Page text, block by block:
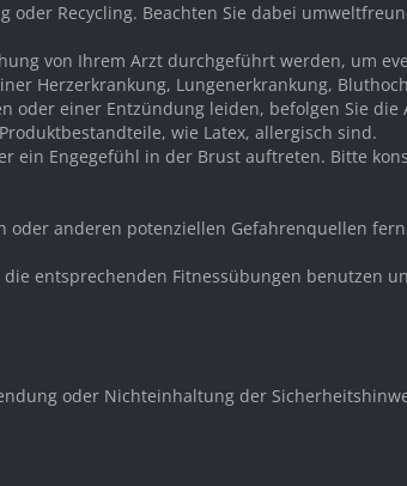
Recycling. Beachten Sie dabei
von Ihrem Arzt durchgeführt werden, um
Herzerkrankung, Lungenerkrankung,
einer Entzündung leiden, befolgen Sie die
wie Latex, allergisch sind.
ein Engegefühl in der Brust auftreten. Bitte
oder anderen potenziellen Gefahrenquellen
entsprechenden Fitnessübungen benutzen
oder Nichteinhaltung der